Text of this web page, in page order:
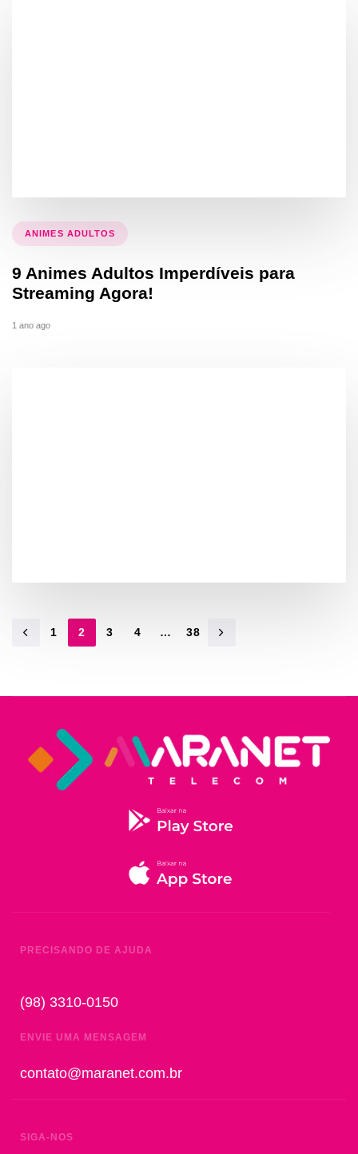
ANIMES ADULTOS
9 Animes Adultos Imperdíveis para
Streaming Agora!
1 ano ago
1 2 3 4 … 38
PRECISANDO DE AJUDA
(98) 3310-0150
ENVIE UMA MENSAGEM
contato@maranet.com.br
SIGA-NOS